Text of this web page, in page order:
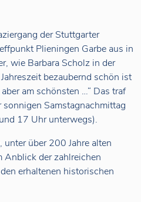
der Stuttgarter
Plieningen Garbe aus in
wie Barbara Scholz in der
bezaubernd schön ist
am schönsten …“ Das traf
sonnigen Samstagnachmittag
17 Uhr unterwegs).
über 200 Jahre alten
Anblick der zahlreichen
erhaltenen historischen